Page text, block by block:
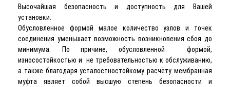
Высочайшая безопасность и доступность для Вашей
установки.
Обусловленное формой малое количество узлов и точек
соединения уменьшает возможность возникновения сбоя до
минимума. По причине, обусловленной формой,
износостойкостью и не требовательностью к обслуживанию,
а также благодаря усталостностойкому расчёту мембранная
муфта являет собой высшую степень безопасности и